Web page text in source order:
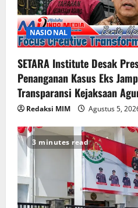
NASIONAL
SETARA Institute Desak
Penanganan Kasus Eks
Transparansi Kejaksaan
Redaksi MIM Agustus 5,
3 minutes read